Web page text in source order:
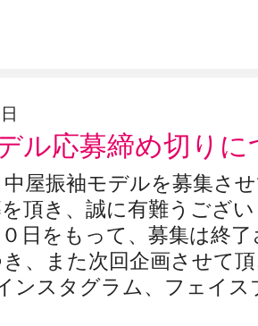
ル応募締め切りに
屋振袖モデルを募集さ
頂き、誠に有難うござ
日をもって、募集は終
、また次回企画させて
ンスタグラム、フェイ